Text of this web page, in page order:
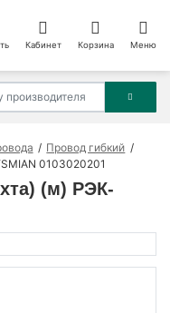
Кабинет Корзина Меню
Провод гибкий
0103020201
(м) РЭК-